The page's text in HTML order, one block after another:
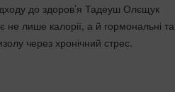
до здоров’я Тадеуш Олєщук
лише калорії, а й гормональні та
через хронічний стрес.